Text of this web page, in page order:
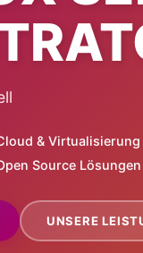
& Virtualisierung
Source Lösungen
UNSERE